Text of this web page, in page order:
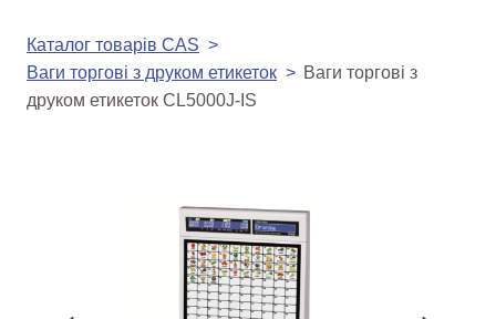
Каталог товарів CAS
Ваги торгові з друком етикеток
Ваги торгові з
друком етикеток CL5000J-IS